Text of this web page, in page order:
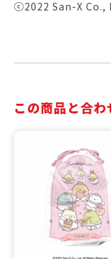
ⓒ2022 San-X Co.,
この商品と合